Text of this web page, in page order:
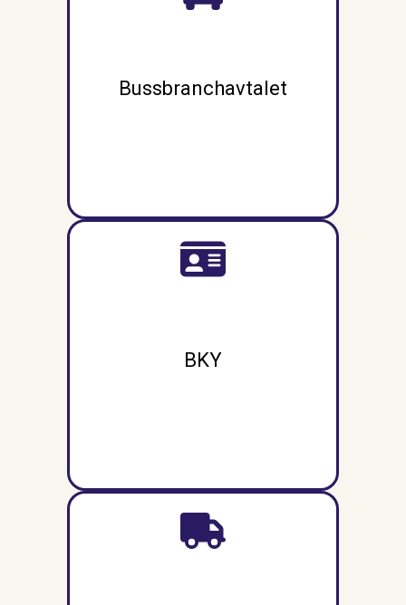
Bussbranchavtalet
BKY